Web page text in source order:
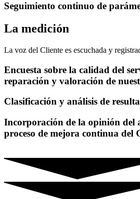
Seguimiento continuo de
La medición
La voz del Cliente es escuchada y
Encuesta sobre la calidad del
reparación y valoración de
Clasificación y análisis de
Incorporación de la opinión del
proceso de mejora continua del